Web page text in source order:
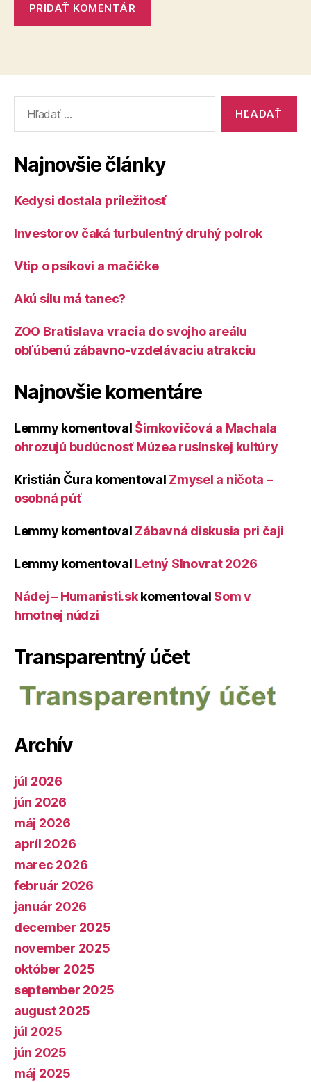
Najnovšie články
Kedysi dostala príležitosť
Investorov čaká turbulentný druhý polrok
Vtip o psíkovi a mačičke
Akú silu má tanec?
ZOO Bratislava vracia do svojho areálu
obľúbenú zábavno-vzdelávaciu atrakciu
Najnovšie komentáre
Lemmy komentoval Šimkovičová a Machala
ohrozujú budúcnosť Múzea rusínskej kultúry
Kristián Čura komentoval Zmysel a ničota –
osobná púť
Lemmy komentoval Zábavná diskusia pri čaji
Lemmy komentoval Letný Slnovrat 2026
Nádej – Humanisti.skkomentoval Som v
hmotnej núdzi
Transparentný účet
Archív
júl 2026
jún 2026
máj 2026
apríl 2026
marec 2026
február 2026
január 2026
december 2025
november 2025
október 2025
september 2025
august 2025
júl 2025
jún 2025
máj 2025